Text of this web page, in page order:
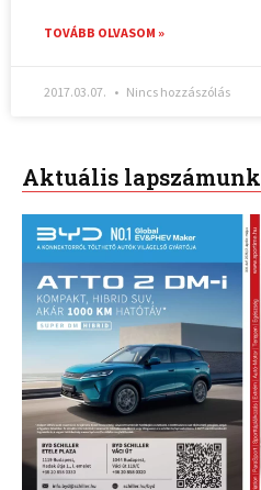
TOVÁBB OLVASOM »
2017.03.07. Nincs hozzászólás
Aktuális lapszámunk